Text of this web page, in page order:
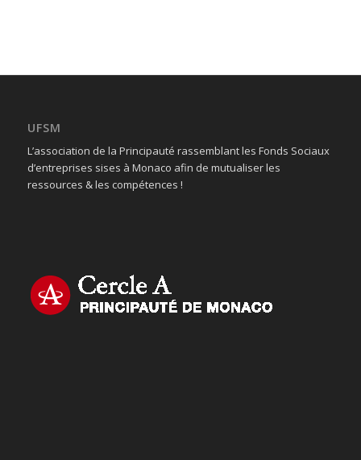
UFSM
L’association de la Principauté rassemblant les Fonds Sociaux
d’entreprises sises à Monaco afin de mutualiser les
ressources & les compétences !